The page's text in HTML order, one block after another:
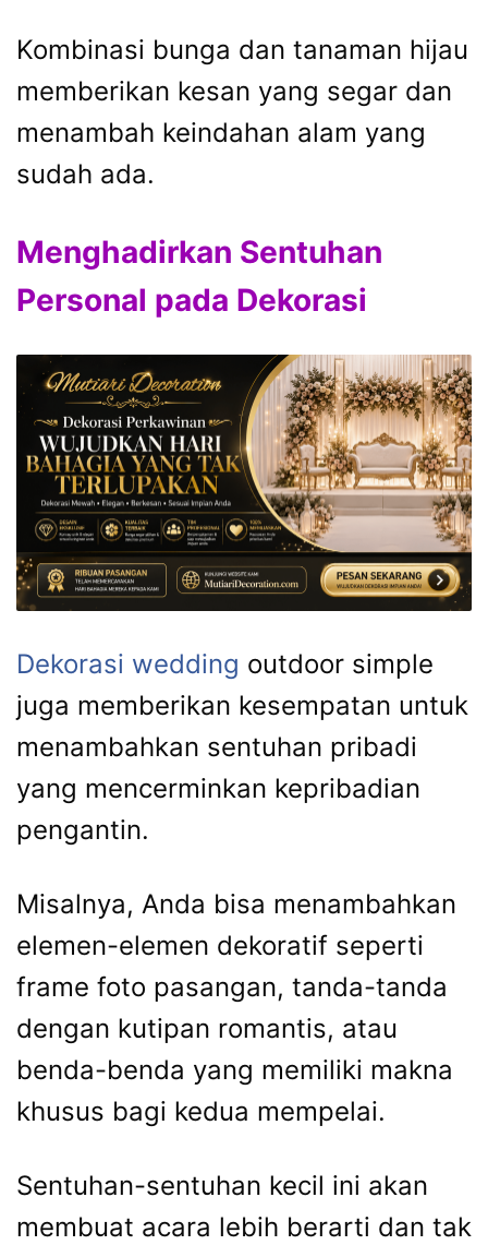
Kombinasi bunga dan tanaman hijau
memberikan kesan yang segar dan
menambah keindahan alam yang
sudah ada.
Menghadirkan Sentuhan
Personal pada Dekorasi
Dekorasi wedding outdoor simple
juga memberikan kesempatan untuk
menambahkan sentuhan pribadi
yang mencerminkan kepribadian
pengantin.
Misalnya, Anda bisa menambahkan
elemen-elemen dekoratif seperti
frame foto pasangan, tanda-tanda
dengan kutipan romantis, atau
benda-benda yang memiliki makna
khusus bagi kedua mempelai.
Sentuhan-sentuhan kecil ini akan
membuat acara lebih berarti dan tak